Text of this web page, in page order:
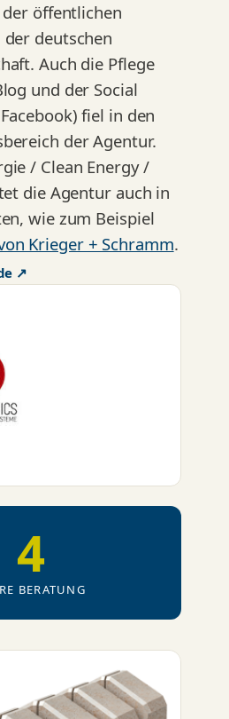
öffentlichen
deutschen
Auch die Pflege
und der Social
fiel in den
der Agentur.
/ Clean Energy /
die Agentur auch in
wie zum Beispiel
Krieger + Schramm.
↗
4
BERATUNG